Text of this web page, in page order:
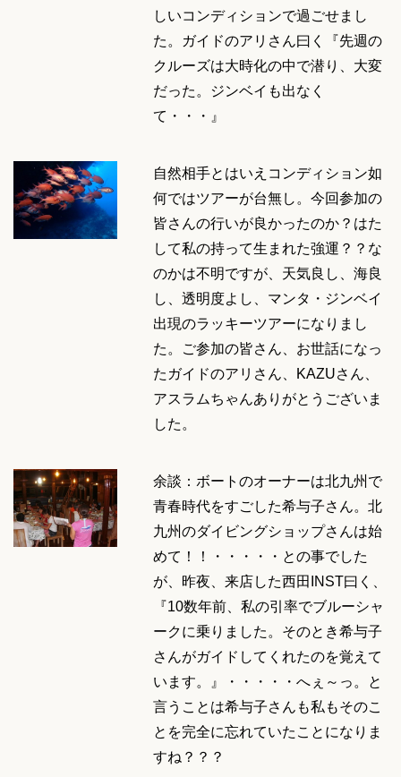
しいコンディションで過ごせまし
た。ガイドのアリさん曰く『先週の
クルーズは大時化の中で潜り、大変
だった。ジンベイも出なく
て・・・』
自然相手とはいえコンディション如
何ではツアーが台無し。今回参加の
皆さんの行いが良かったのか？はた
して私の持って生まれた強運？？な
のかは不明ですが、天気良し、海良
し、透明度よし、マンタ・ジンベイ
出現のラッキーツアーになりまし
た。ご参加の皆さん、お世話になっ
たガイドのアリさん、KAZUさん、
アスラムちゃんありがとうございま
した。
余談：ボートのオーナーは北九州で
青春時代をすごした希与子さん。北
九州のダイビングショップさんは始
めて！！・・・・・との事でした
が、昨夜、来店した西田INST曰く、
『10数年前、私の引率でブルーシャ
ークに乗りました。そのとき希与子
さんがガイドしてくれたのを覚えて
います。』・・・・・へぇ～っ。と
言うことは希与子さんも私もそのこ
とを完全に忘れていたことになりま
すね？？？